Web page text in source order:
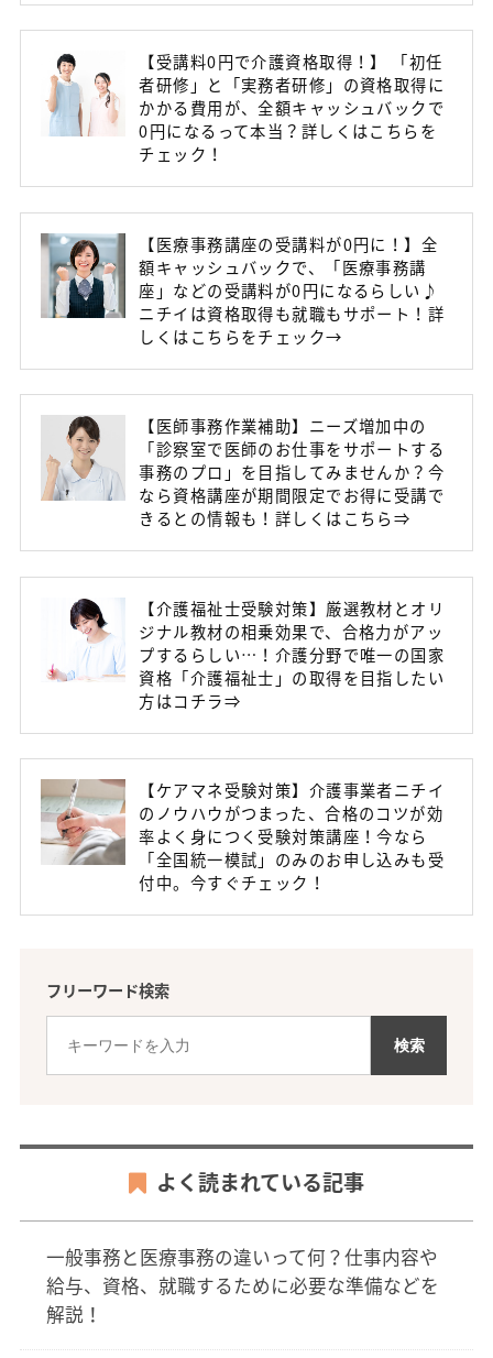
【受講料0円で介護資格取得！】 「初任
者研修」と「実務者研修」の資格取得に
かかる費用が、全額キャッシュバックで
0円になるって本当？詳しくはこちらを
チェック！
【医療事務講座の受講料が0円に！】全
額キャッシュバックで、「医療事務講
座」などの受講料が0円になるらしい♪
ニチイは資格取得も就職もサポート！詳
しくはこちらをチェック→
【医師事務作業補助】ニーズ増加中の
「診察室で医師のお仕事をサポートする
事務のプロ」を目指してみませんか？今
なら資格講座が期間限定でお得に受講で
きるとの情報も！詳しくはこちら⇒
【介護福祉士受験対策】厳選教材とオリ
ジナル教材の相乗効果で、合格力がアッ
プするらしい…！介護分野で唯一の国家
資格「介護福祉士」の取得を目指したい
方はコチラ⇒
【ケアマネ受験対策】介護事業者ニチイ
のノウハウがつまった、合格のコツが効
率よく身につく受験対策講座！今なら
「全国統一模試」のみのお申し込みも受
付中。今すぐチェック！
フリーワード検索
よく読まれている記事
一般事務と医療事務の違いって何？仕事内容や
給与、資格、就職するために必要な準備などを
解説！